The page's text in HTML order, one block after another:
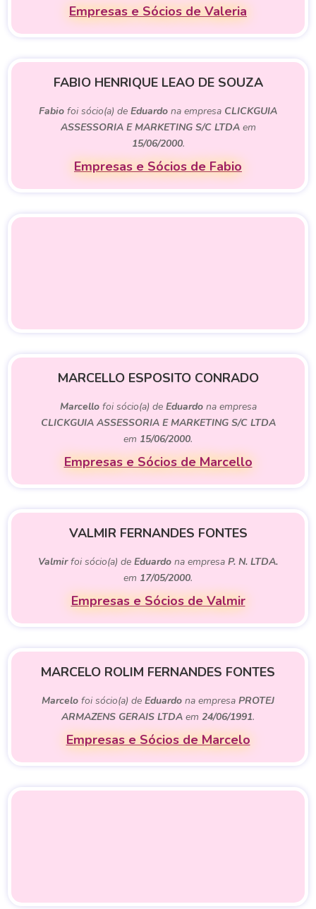
Empresas e Sócios de Valeria
FABIO HENRIQUE LEAO DE SOUZA
Fabio foi sócio(a) de Eduardo na empresa CLICKGUIA
ASSESSORIA E MARKETING S/C LTDAem
15/06/2000.
Empresas e Sócios de Fabio
MARCELLO ESPOSITO CONRADO
Marcellofoi sócio(a) de Eduardona empresa
CLICKGUIA ASSESSORIA E MARKETING S/C LTDA
em 15/06/2000.
Empresas e Sócios de Marcello
VALMIR FERNANDES FONTES
Valmirfoi sócio(a) de Eduardo na empresa P. N. LTDA.
em 17/05/2000.
Empresas e Sócios de Valmir
MARCELO ROLIM FERNANDES FONTES
Marcelo foi sócio(a) de Eduardo na empresa PROTEJ
ARMAZENS GERAIS LTDA em 24/06/1991.
Empresas e Sócios de Marcelo